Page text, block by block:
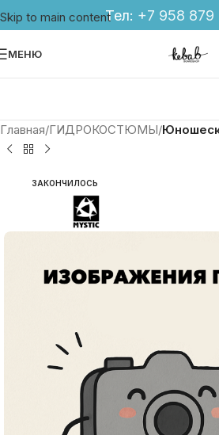
Skip to main contentТел: +7 958 879
МЕНЮ
Главная ГИДРОКОСТЮМЫ
ЗАКОНЧИЛОСЬ